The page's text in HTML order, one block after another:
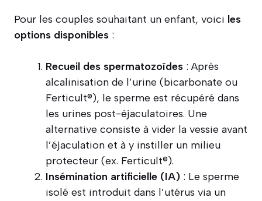
Pour les couples souhaitant un enfant, voici les
options disponibles :
Recueil des spermatozoïdes : Après
alcalinisation de l’urine (bicarbonate ou
Ferticult®), le sperme est récupéré dans
les urines post-éjaculatoires. Une
alternative consiste à vider la vessie avant
l’éjaculation et à y instiller un milieu
protecteur (ex. Ferticult®).
Insémination artificielle (IA) : Le sperme
isolé est introduit dans l’utérus via un